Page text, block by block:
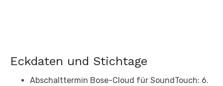
Eckdaten und Stichtage
Abschalttermin Bose-Cloud für SoundTouch: 6.